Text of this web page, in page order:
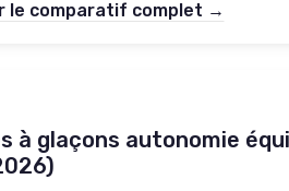
le comparatif complet →
à glaçons autonomie